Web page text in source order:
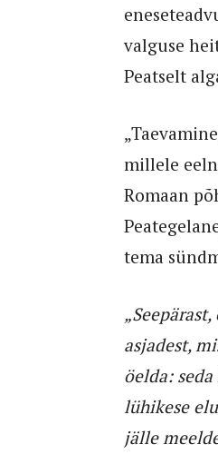
valguse
Peatselt
millele
Romaan
tema
asjadest,
öelda:
lühikese
jälle